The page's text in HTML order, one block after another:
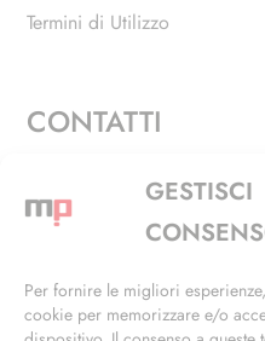
GESTISCI
Per fornire le migliori
cookie per memorizzare e/o
Termini di Utilizzo
CONTATTI
Via Alfieri, 27 -
+39 02 4846 3155
info@masterphil.it